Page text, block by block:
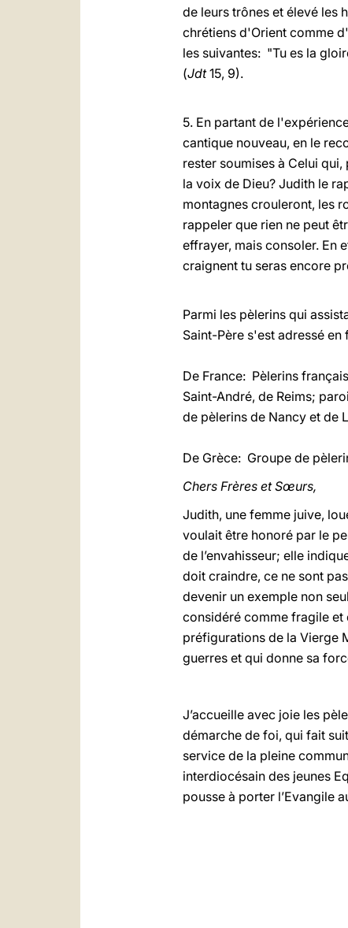
de leurs trônes et élevé les
chrétiens d'Orient comme
les suivantes: "Tu es la
(Jdt15, 9).
5. En partant de
cantique nouveau, en le
rester soumises à Celui
la voix de Dieu? Judith le
montagnes crouleront, les
rappeler que rien ne peut
effrayer, mais consoler. En
craignent tu seras encore
* *
Parmi les pèlerins qui
Saint-Père s'est adressé en
De France: Pèlerins
Saint-André, de Reims;
de pèlerins de Nancy et de
De Grèce: Groupe de
Chers Frères et Sœurs,
Judith, une femme juive,
voulait être honoré par le
de l’envahisseur; elle
doit craindre, ce ne sont
devenir un exemple non
considéré comme fragile et
préfigurations de la Vierge
guerres et qui donne sa
J’accueille avec joie les
démarche de foi, qui fait
service de la pleine
interdiocésain des jeunes
pousse à porter l’Evangile